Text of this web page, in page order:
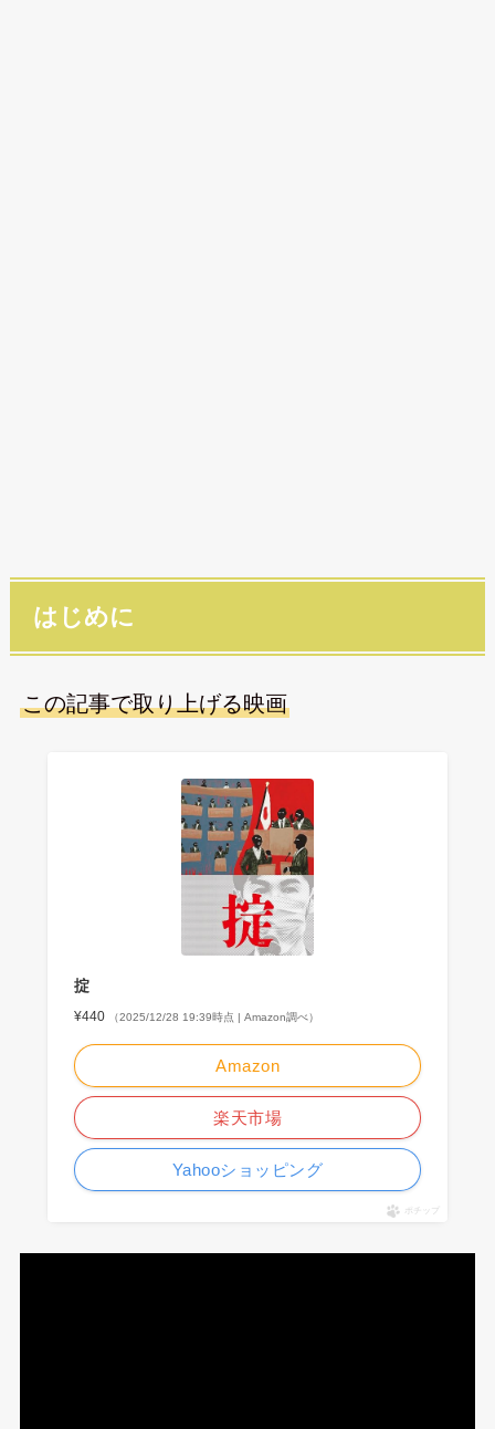
はじめに
この記事で取り上げる映画
掟
¥440 （2025/12/28 19:39時点 | Amazon調べ）
Amazon
楽天市場
Yahooショッピング
ポチップ